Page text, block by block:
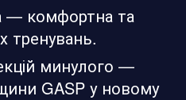
— комфортна та
тренувань.
минулого —
GASP у новому